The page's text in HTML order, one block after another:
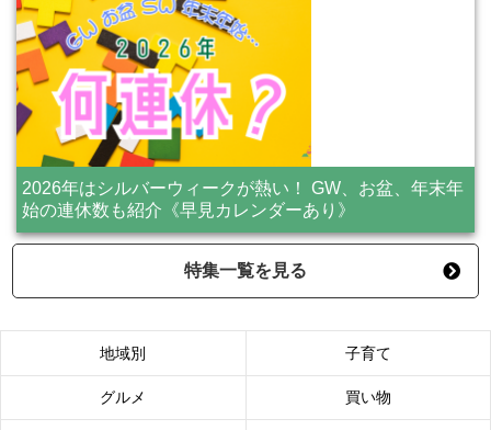
2026年はシルバーウィークが熱い！ GW、お盆、年末年
始の連休数も紹介《早見カレンダーあり》
特集一覧を見る
地域別 子育て
グルメ 買い物